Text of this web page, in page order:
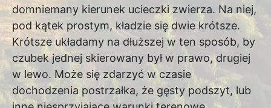
domniemany kierunek ucieczki zwierza. Na niej,
pod kątek prostym, kładzie się dwie krótsze.
Krótsze układamy na dłuższej w ten sposób, by
czubek jednej skierowany był w prawo, drugiej
w lewo. Może się zdarzyć w czasie
dochodzenia postrzałka, że gęsty podszyt, lub